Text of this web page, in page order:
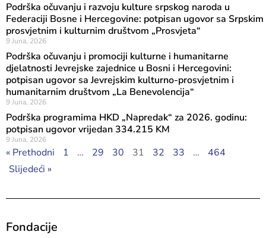
Podrška očuvanju i razvoju kulture srpskog naroda u
Federaciji Bosne i Hercegovine: potpisan ugovor sa Srpskim
prosvjetnim i kulturnim društvom „Prosvjeta“
9 Juna, 2026
Podrška očuvanju i promociji kulturne i humanitarne
djelatnosti Jevrejske zajednice u Bosni i Hercegovini:
potpisan ugovor sa Jevrejskim kulturno-prosvjetnim i
humanitarnim društvom „La Benevolencija“
9 Juna, 2026
Podrška programima HKD „Napredak“ za 2026. godinu:
potpisan ugovor vrijedan 334.215 KM
9 Juna, 2026
« Prethodni 1 … 29 30 31 32 33 …
464
Slijedeći »
Fondacije